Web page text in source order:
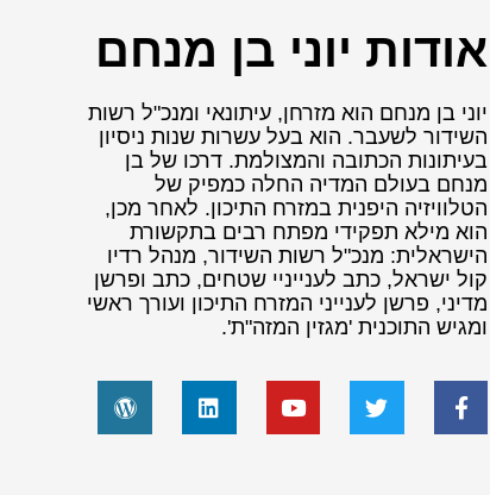
אודות יוני בן מנחם
יוני בן מנחם הוא מזרחן, עיתונאי ומנכ"ל רשות
השידור לשעבר. הוא בעל עשרות שנות ניסיון
בעיתונות הכתובה והמצולמת. דרכו של בן
מנחם בעולם המדיה החלה כמפיק של
הטלוויזיה היפנית במזרח התיכון. לאחר מכן,
הוא מילא תפקידי מפתח רבים בתקשורת
הישראלית: מנכ"ל רשות השידור, מנהל רדיו
קול ישראל, כתב לענייניי שטחים, כתב ופרשן
מדיני, פרשן לענייני המזרח התיכון ועורך ראשי
ומגיש התוכנית 'מגזין המזה"ת'.